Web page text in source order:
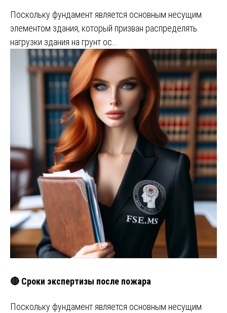
Поскольку фундамент является основным несущим
элементом здания, который призван распределять
нагрузки здания на грунт ос…
🔴 Сроки экспертизы после пожара
Поскольку фундамент является основным несущим